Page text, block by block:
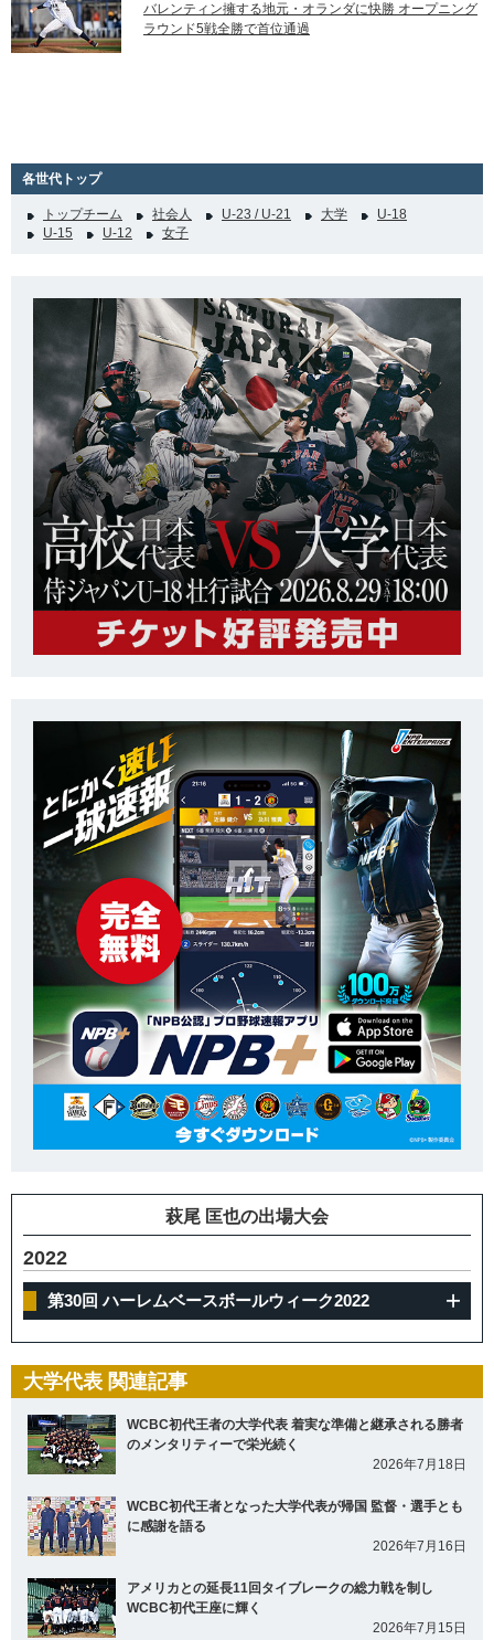
バレンティン擁する地元・オランダに快勝 オープニング
ラウンド5戦全勝で首位通過
各世代トップ
トップチーム 社会人 U-23 / U-21 大学
U-18
U-15
U-12 女子
萩尾 匡也の出場大会
2022
第30回 ハーレムベースボールウィーク2022
大学代表 関連記事
WCBC初代王者の大学代表 着実な準備と継承される勝者
のメンタリティーで栄光続く
2026年7月18日
WCBC初代王者となった大学代表が帰国 監督・選手とも
に感謝を語る
2026年7月16日
アメリカとの延長11回タイブレークの総力戦を制し
WCBC初代王座に輝く
2026年7月15日